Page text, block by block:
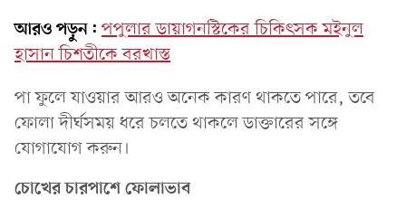
আরও পড়ুন: পপুলার ডায়াগনস্টিকের চিকিৎসক মইনুল
হাসান চিশতীকে বরখাস্ত
পা ফুলে যাওয়ার আরও অনেক কারণ থাকতে পারে, তবে
ফোলা দীর্ঘসময় ধরে চলতে থাকলে ডাক্তারের সঙ্গে
যোগাযোগ করুন।
চোখের চারপাশে ফোলাভাব